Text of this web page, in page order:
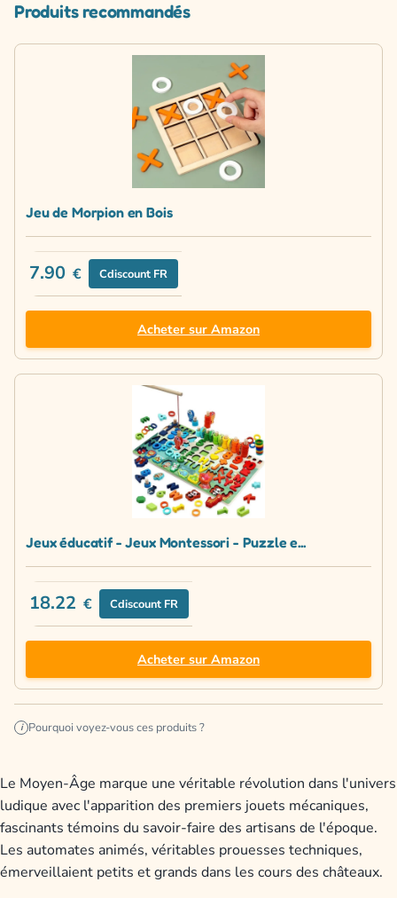
Produits recommandés
Jeu de Morpion en Bois
7.90 € Cdiscount FR
Acheter sur Amazon
Jeux éducatif - Jeux Montessori - Puzzle e...
18.22 € Cdiscount FR
Acheter sur Amazon
i Pourquoi voyez-vous ces produits ?
Le Moyen-Âge marque une véritable révolution dans l'univers
ludique avec l'apparition des premiers jouets mécaniques,
fascinants témoins du savoir-faire des artisans de l'époque.
Les automates animés, véritables prouesses techniques,
émerveillaient petits et grands dans les cours des châteaux.